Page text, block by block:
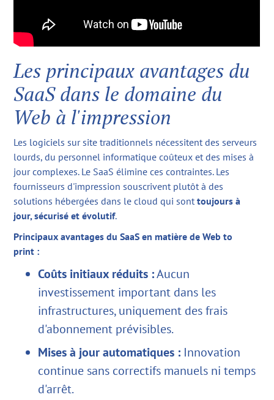
Les principaux avantages du
SaaS dans le domaine du
Web à l'impression
Les logiciels sur site traditionnels nécessitent des serveurs
lourds, du personnel informatique coûteux et des mises à
jour complexes. Le SaaS élimine ces contraintes. Les
fournisseurs d'impression souscrivent plutôt à des
solutions hébergées dans le cloud qui sonttoujours à
jour, sécurisé et évolutif.
Principaux avantages du SaaS en matière de Web to
print :
Coûts initiaux réduits :Aucun
investissement important dans les
infrastructures, uniquement des frais
d'abonnement prévisibles.
Mises à jour automatiques : Innovation
continue sans correctifs manuels ni temps
d'arrêt.